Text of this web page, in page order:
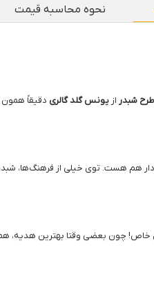
نحوه محاسبه قیمت
طرح شبدر از یونس گلد گالری دقیقاً همون
هم هست. توی خیلی از فرهنگ‌ها،
خاص! چون بعضی وقتا بهترین